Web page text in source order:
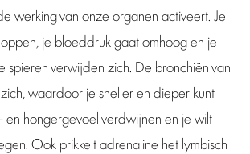
werking van onze organen activeert. Je
je bloeddruk gaat omhoog en je
spieren verwijden zich. De bronchiën van
waardoor je sneller en dieper kunt
en hongergevoel verdwijnen en je wilt
Ook prikkelt adrenaline het lymbisch